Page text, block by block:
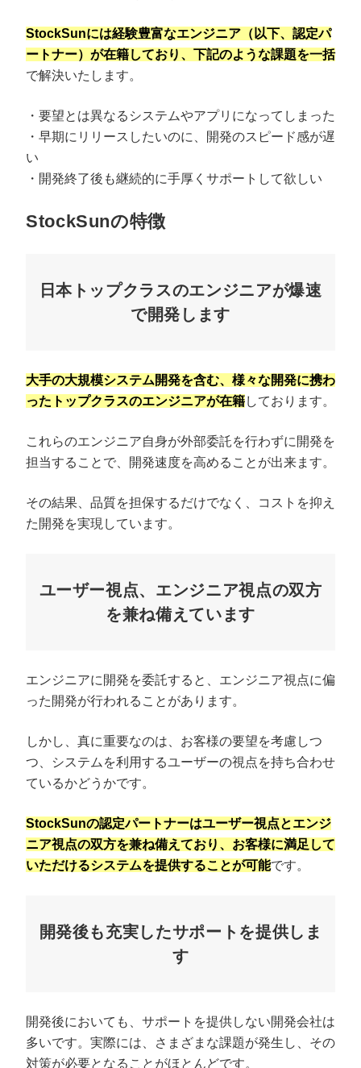
StockSunには経験豊富なエンジニア（以下、認定パ
ートナー）が在籍しており、下記のような課題を一括
で解決いたします。
・要望とは異なるシステムやアプリになってしまった
・早期にリリースしたいのに、開発のスピード感が遅
い
・開発終了後も継続的に手厚くサポートして欲しい
StockSunの特徴
日本トップクラスのエンジニアが爆速
で開発します
大手の大規模システム開発を含む、様々な開発に携わ
ったトップクラスのエンジニアが在籍しております。
これらのエンジニア自身が外部委託を行わずに開発を
担当することで、開発速度を高めることが出来ます。
その結果、品質を担保するだけでなく、コストを抑え
た開発を実現しています。
ユーザー視点、エンジニア視点の双方
を兼ね備えています
エンジニアに開発を委託すると、エンジニア視点に偏
った開発が行われることがあります。
しかし、真に重要なのは、お客様の要望を考慮しつ
つ、システムを利用するユーザーの視点を持ち合わせ
ているかどうかです。
StockSunの認定パートナーはユーザー視点とエンジ
ニア視点の双方を兼ね備えており、お客様に満足して
いただけるシステムを提供することが可能です。
開発後も充実したサポートを提供しま
す
開発後においても、サポートを提供しない開発会社は
多いです。実際には、さまざまな課題が発生し、その
対策が必要となることがほとんどです。